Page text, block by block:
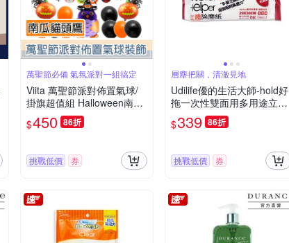
萬聖節必備 氣氛派對一組搞定
Viita 萬聖節派對佈置氣球/
掛旗超值組 Halloween南瓜
貓頭鷹
$450 86折
挑戰低價 券
層塵把關，清澈見地
Udilife優的生活大師-hold好
拖一次性雙面用多用途立體
除塵紙20入/包C3193(居家
拋棄式清潔布,地板掃除可替
$339 86折
挑戰低價 券